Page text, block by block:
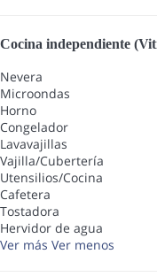
Cocina independiente
Nevera
Microondas
Horno
Congelador
Lavavajillas
Vajilla/Cubertería
Utensilios/Cocina
Cafetera
Tostadora
Hervidor de agua
Ver más Ver menos